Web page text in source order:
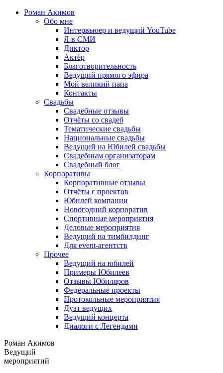
Роман Акимов
Обо мне
Интервьюер и ведущий YouTube
Я в СМИ
Диктор
Актёр
Благотворительность
Ведущий прямого эфира
Мой великий папа
Контакты
Свадьбы
Свадебные отзывы
Отчёты со свадеб
Тематические свадьбы
Национальные свадьбы
Ведущий на Юбилей свадьбы
Свадебным организаторам
Свадебный блог
Корпоративы
Корпоративные отзывы
Отчёты с проектов
Юбилей компании
Новогодний корпоратив
Спортивные мероприятия
Деловые мероприятия
Ведущий на тимбилдинг
Для event-агентств
Прочее
Ведущий на юбилей
Примеры Юбилеев
Отзывы Юбиляров
Федеральные проекты
Протокольные мероприятия
Дуэт ведущих
Ведущий концерта
Диалоги с Легендами
Роман Акимов
Ведущий
мероприятий